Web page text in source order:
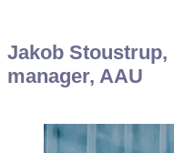
Jakob
manager, AAU